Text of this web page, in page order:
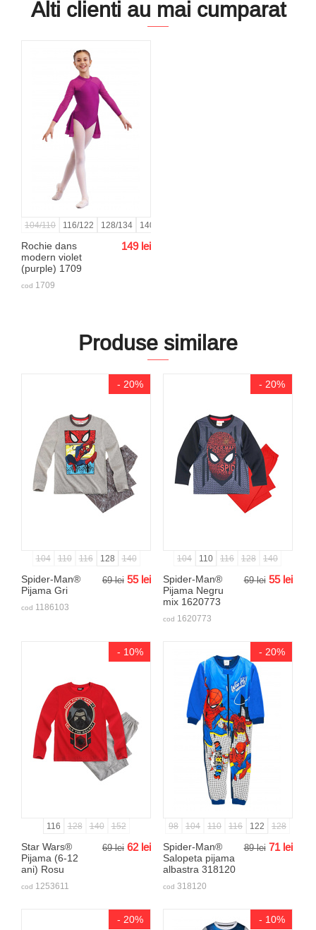
Alti clienti au mai cumparat
104/110 116/122 128/134 140/146
Rochie dans
modern violet
(purple) 1709
149 lei
cod 1709
Produse similare
- 20%
104 110 116 128 140
Spider-Man®
Pijama Gri
69 lei 55 lei
cod 1186103
- 20%
104 110 116 128 140
Spider-Man®
Pijama Negru
mix 1620773
69 lei 55 lei
cod 1620773
- 10%
116 128 140 152
Star Wars®
Pijama (6-12
ani) Rosu
69 lei 62 lei
cod 1253611
- 20%
98 104 110 116 122 128
Spider-Man®
Salopeta pijama
albastra 318120
89 lei 71 lei
cod 318120
- 20% - 10%